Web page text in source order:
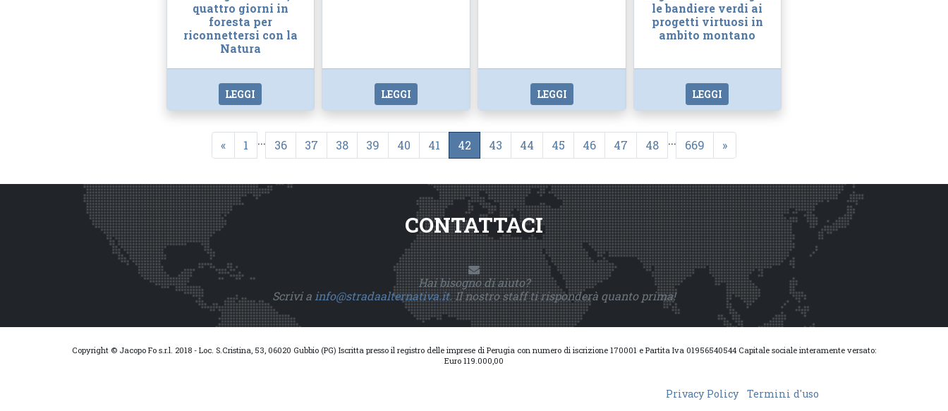
quattro giorni in
foresta per
riconnettersi con la
Natura
LEGGI LEGGI LEGGI
le bandiere verdi ai
progetti virtuosi in
ambito montano
LEGGI
« 1 ... 36 37 38 39 40 41 42 43 44 45 46 47 48 ... 669 »
CONTATTACI
Hai bisogno di aiuto?
Scrivi a info@stradaalternativa.it. Il nostro staff ti risponderà quanto prima!
Copyright © Jacopo Fo s.r.l. 2018 - Loc. S.Cristina, 53, 06020 Gubbio (PG) Iscritta presso il registro delle imprese di Perugia con numero di iscrizione 170001 e Partita Iva 01956540544 Capitale sociale interamente versato:
Euro 119.000,00
Privacy Policy Termini d'uso